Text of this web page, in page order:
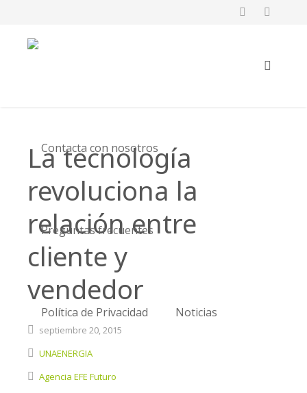
Contacta con nosotros
Preguntas frecuentes
Política de Privacidad Noticias
La tecnología
revoluciona la
relación entre
cliente y
vendedor
septiembre 20,2015
UNAENERGIA
Agencia EFE Futuro